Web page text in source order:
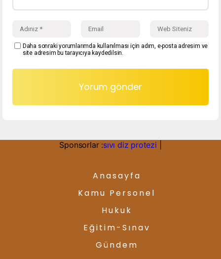
Daha sonraki yorumlarımda kullanılması için adım, e-posta adresim ve
site adresim bu tarayıcıya kaydedilsin.
Sponsorlar :sıvı diz protezi
Anasayfa
Kamu Personel
Hukuk
Eğitim-Sınav
Gündem